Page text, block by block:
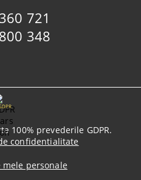
721
348
100% prevederile GDPR.
confidentialitate
personale